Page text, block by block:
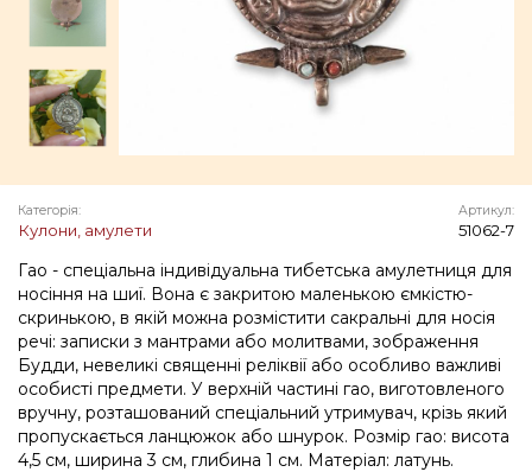
Категорія:
Кулони, амулети
Артикул:
51062-7
Гао - спеціальна індивідуальна тибетська амулетниця для
носіння на шиї. Вона є закритою маленькою ємкістю-
скринькою, в якій можна розмістити сакральні для носія
речі: записки з мантрами або молитвами, зображення
Будди, невеликі священні реліквії або особливо важливі
особисті предмети. У верхній частині гао, виготовленого
вручну, розташований спеціальний утримувач, крізь який
пропускається ланцюжок або шнурок. Розмір гао: висота
4,5 см, ширина 3 см, глибина 1 см. Матеріал: латунь.